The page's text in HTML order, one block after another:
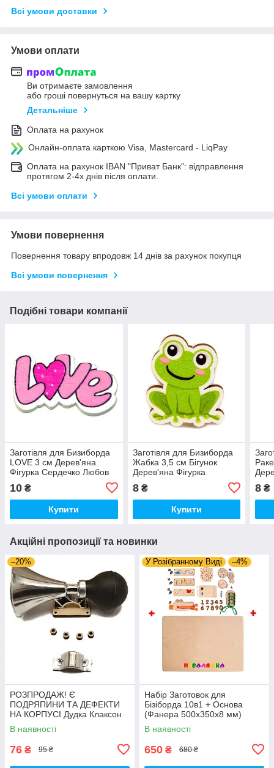
Всі умови доставки
Умови оплати
Ви отримаєте замовлення
або гроші повернуться на вашу картку
Детальніше
Оплата на рахунок
Онлайн-оплата карткою Visa, Mastercard - LiqPay
Оплата на рахунок IBAN "Приват Банк": відправлення
протягом 2-4х днів після оплати.
Всі умови оплати
Умови повернення
Повернення товару впродовж 14 днів за рахунок покупця
Всі умови повернення
Подібні товари компанії
Заготівля для Бизиборда
LOVE 3 см Дерев'яна
Фігурка Сердечко Любов
для Бізіборда
10 ₴
Купити
Заготівля для Бизиборда
Жабка 3,5 см Бігунок
Дерев'яна Фігурка
Прикраса Жаба Жабеня
для Бізіборда
8₴
Купити
для
8 ₴
Акційні пропозиції та новинки
–20%
РОЗПРОДАЖ! Є
ПОДРЯПИНИ ТА ДЕФЕКТИ
НА КОРПУСІ Дудка Клаксон
для Велосипедів 14 см Фа-
Фа Пластик + Гума
В наявності
76 ₴ 95 ₴
У Розібранному Виді –4%
Набір Заготовок для
Бізіборда 10в1 + Основа
(Фанера 500x350x8 мм)
Базові Деталі, Весь Комплект
- Собери Сам
В наявності
650 ₴ 680 ₴